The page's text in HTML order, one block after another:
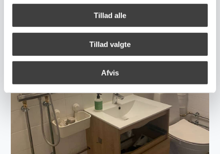
Tillad alle
Tillad valgte
Afvis